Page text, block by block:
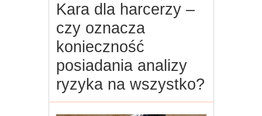
Kara dla harcerzy –
czy oznacza
konieczność
posiadania analizy
ryzyka na wszystko?